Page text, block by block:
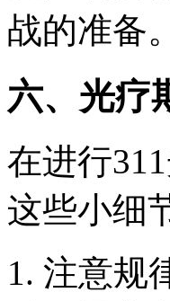
战的准备。
六、光疗
在进行
这些小细
1. 注意规